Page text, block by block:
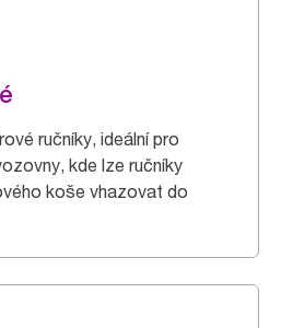
ručníky, ideální pro
kde lze ručníky
koše vhazovat do